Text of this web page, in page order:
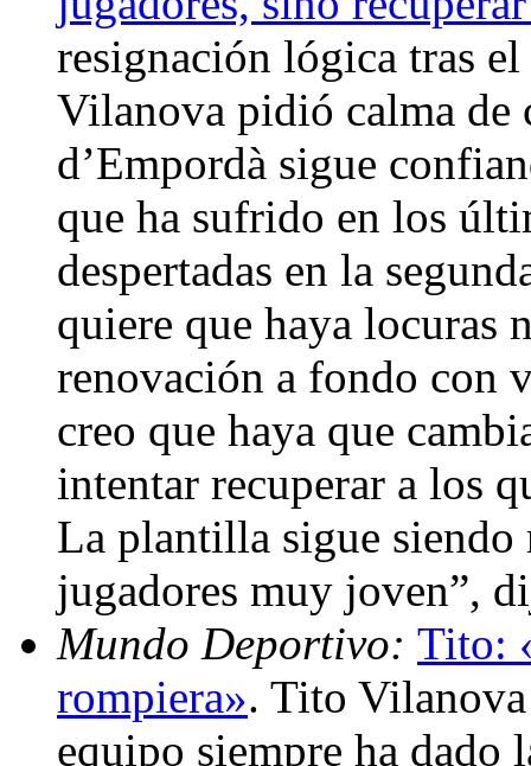
resignación lógica tras
Vilanova pidió calma de
d’Empordà sigue
que ha sufrido en los
despertadas en la
quiere que haya locuras
renovación a fondo con
creo que haya que
intentar recuperar a los
La plantilla sigue siendo
jugadores muy joven”,
Mundo Deportivo: Tito:
rompiera». Tito Vilanova
equipo siempre ha dado